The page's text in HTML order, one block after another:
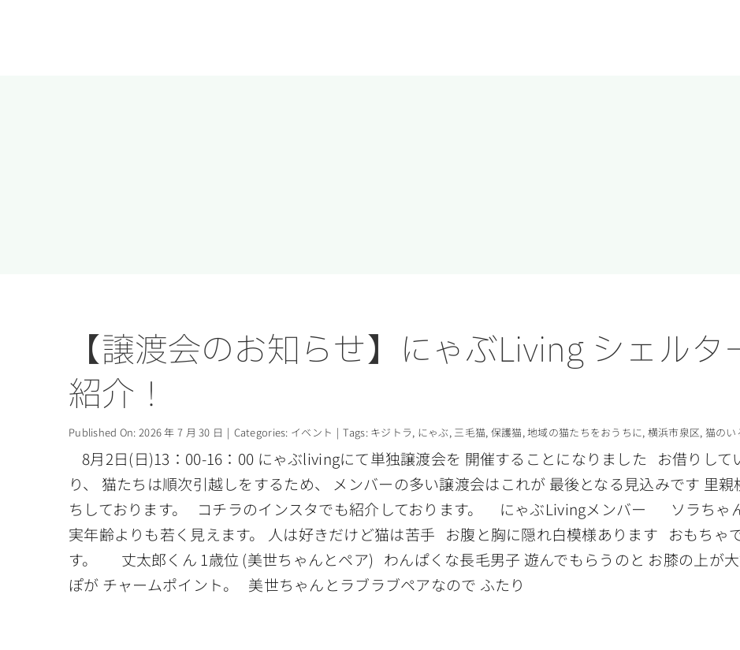
【譲渡会のお知らせ】にゃぶLiving シェル
紹介！
Published On: 2026 年 7 月 30 日 | Categories: イベント | Tags: キジトラ, にゃぶ, 三毛猫, 保護猫,地域の猫たちをおうちに, 横浜市泉区, 猫のい
8月2日(日)13：00-16：00 にゃぶlivingにて単独譲渡会を 開催することになりました お借りして
り、 猫たちは順次引越しをするため、 メンバーの多い譲渡会はこれが 最後となる見込みです 里
ちしております。 コチラのインスタでも紹介しております。 にゃぶLivingメンバー ソラちゃ
実年齢よりも若く見えます。 人は好きだけど猫は苦手 お腹と胸に隠れ白模様あります おもちゃ
す。 丈太郎くん 1歳位 (美世ちゃんとペア) わんぱくな長毛男子 遊んでもらうのと お膝の上が
ぽが チャームポイント。 美世ちゃんとラブラブペアなので ふたり